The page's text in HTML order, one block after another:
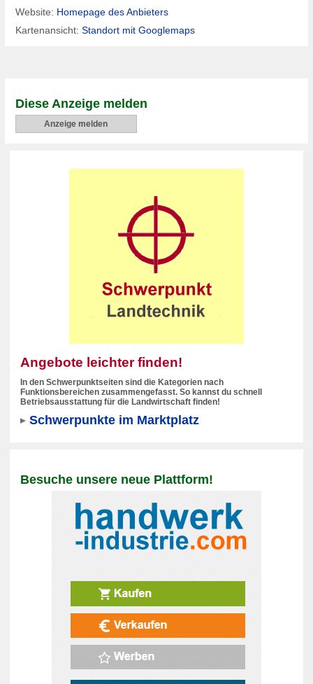
Website: Homepage des Anbieters
Kartenansicht: Standort mit Googlemaps
Diese Anzeige melden
Anzeige melden
Angebote leichter finden!
In den Schwerpunktseiten sind die Kategorien nach
Funktionsbereichen zusammengefasst. So kannst du schnell
Betriebsausstattung für die Landwirtschaft finden!
Schwerpunkte im Marktplatz
Besuche unsere neue Plattform!